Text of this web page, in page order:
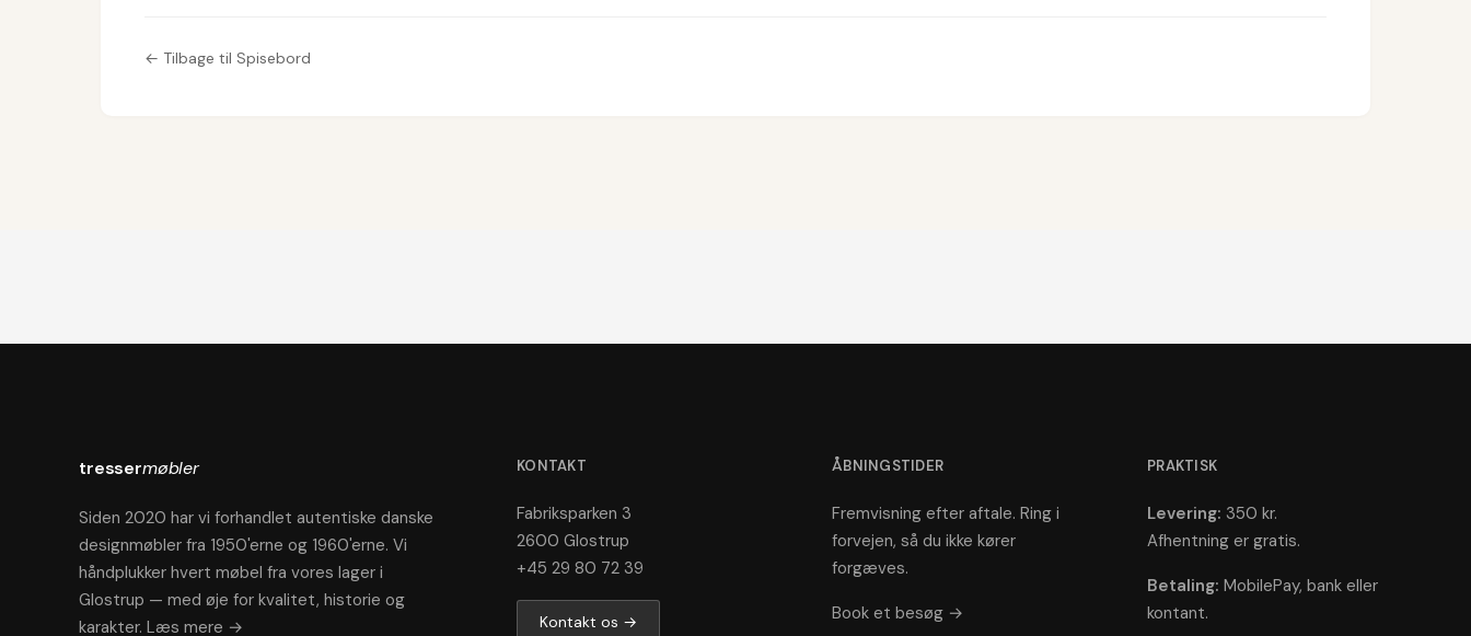
← Tilbage til Spisebord
tressermøbler
Siden 2020 har vi forhandlet autentiske danske
designmøbler fra 1950'erne og 1960'erne. Vi
håndplukker hvert møbel fra vores lager i
Glostrup — med øje for kvalitet, historie og
karakter. Læs mere →
KONTAKT
Fabriksparken 3
2600 Glostrup
+45 29 80 72 39
Kontakt os →
ÅBNINGSTIDER
Fremvisning efter aftale. Ring i
forvejen, så du ikke kører
forgæves.
Book et besøg →
PRAKTISK
Levering: 350 kr.
Afhentning er gratis.
Betaling: MobilePay, bank eller
kontant.